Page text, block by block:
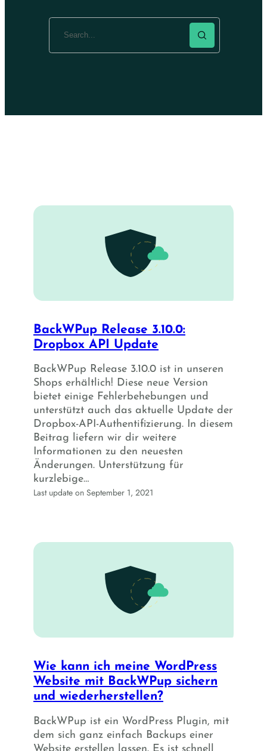
Search
BackWPup Release 3.10.0:
Dropbox API Update
BackWPup Release 3.10.0 ist in unseren
Shops erhältlich! Diese neue Version
bietet einige Fehlerbehebungen und
unterstützt auch das aktuelle Update der
Dropbox-API-Authentifizierung. In diesem
Beitrag liefern wir dir weitere
Informationen zu den neuesten
Änderungen. Unterstützung für
kurzlebige…
Last update on September 1, 2021
Wie kann ich meine WordPress
Website mit BackWPup sichern
und wiederherstellen?
BackWPup ist ein WordPress Plugin, mit
dem sich ganz einfach Backups einer
Website erstellen lassen. Es ist schnell